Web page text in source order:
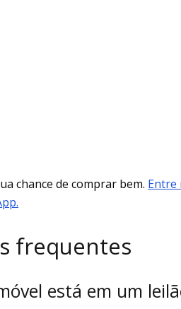
chance de comprar bem. Entre
frequentes
está em um